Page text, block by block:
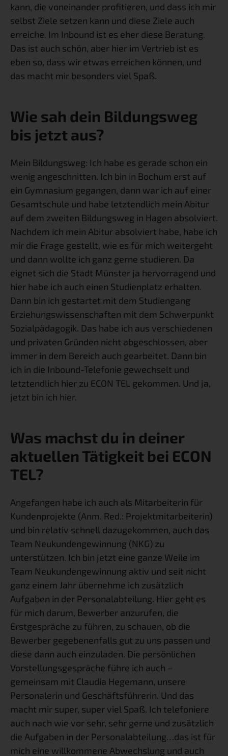
kann, die voneinander profitieren, und dass ich mir
selbst Ziele setzen kann und diese Ziele auch
erreiche. Im Inbound ist es eher diese Beratung.
Das ist auch schön, aber hier im Vertrieb ist es
eben so, dass wir etwas erreichen können, und
das macht mir besonders viel Spaß.
Wie sah dein Bildungsweg
bis jetzt aus?
Mein Bildungsweg: Ich habe es gerade schon ein
wenig angeschnitten. Ich bin in Bochum erst auf
ein Gymnasium gegangen, dann war ich auf einer
Gesamtschule und habe letztendlich mein Abitur
auf dem zweiten Bildungsweg in Hagen absolviert.
Nachdem ich mein Abitur absolviert habe, habe ich
mir die Frage gestellt, wie es für mich weitergeht
und dann wollte ich ganz gerne studieren. Da
eignet sich die Stadt Münster ja hervorragend und
hier habe ich auch einen Studienplatz erhalten.
Dann bin ich gestartet mit dem Studiengang
Erziehungswissenschaften mit dem Schwerpunkt
Sozialpädagogik. Das habe ich aus verschiedenen
und privaten Gründen nicht abgeschlossen, aber
immer in dem Bereich auch gearbeitet. Dann bin
ich in die Inbound-Telefonie gewechselt und
letztendlich hier zu ECON TEL gekommen. Und ja,
jetzt bin ich hier.
Was machst du in deiner
aktuellen Tätigkeit bei ECON
TEL?
Angefangen habe ich auch als Mitarbeiterin für
Kundenprojekte (Anm. Red.: Projektmitarbeiterin)
und bin relativ schnell dazugekommen, auch das
Team Neukundengewinnung (NKG) zu
unterstützen. Ich bin jetzt eine ganze Weile im
Team Neukundengewinnung aktiv und seit nicht
ganz einem Jahr übernehme ich zusätzlich
Aufgaben in der Personalabteilung. Hier geht es
für mich darum, Bewerber anzurufen, die
Erstgespräche zu führen, zu schauen, ob die
Bewerber gegebenenfalls gut zu uns passen und
diese dann auch einzuladen. Die persönlichen
Vorstellungsgespräche führe ich auch –
gemeinsam mit Claudia Hegemann, unsere
Personalerin und Geschäftsführerin. Und das
macht mir super, super viel Spaß. Ich telefoniere
auch nach wie vor sehr, sehr gerne und zusätzlich
die Aufgaben in der Personalabteilung…das ist für
mich eine willkommene Abwechslung und auch